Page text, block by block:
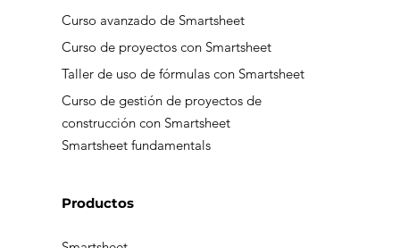
Productos
Curso de fundamentos de Smartsheet
Curso avanzado de Smartsheet
Curso de proyectos con Smartsheet
Taller de uso de fórmulas con Smartsheet
Curso de gestión de proyectos de